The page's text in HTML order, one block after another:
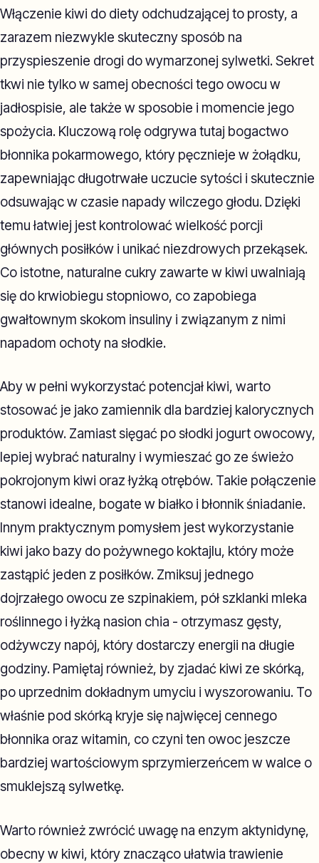
Włączenie kiwi do diety odchudzającej to prosty, a
zarazem niezwykle skuteczny sposób na
przyspieszenie drogi do wymarzonej sylwetki. Sekret
tkwi nie tylko w samej obecności tego owocu w
jadłospisie, ale także w sposobie i momencie jego
spożycia. Kluczową rolę odgrywa tutaj bogactwo
błonnika pokarmowego, który pęcznieje w żołądku,
zapewniając długotrwałe uczucie sytości i skutecznie
odsuwając w czasie napady wilczego głodu. Dzięki
temu łatwiej jest kontrolować wielkość porcji
głównych posiłków i unikać niezdrowych przekąsek.
Co istotne, naturalne cukry zawarte w kiwi uwalniają
się do krwiobiegu stopniowo, co zapobiega
gwałtownym skokom insuliny i związanym z nimi
napadom ochoty na słodkie.
Aby w pełni wykorzystać potencjał kiwi, warto
stosować je jako zamiennik dla bardziej kalorycznych
produktów. Zamiast sięgać po słodki jogurt owocowy,
lepiej wybrać naturalny i wymieszać go ze świeżo
pokrojonym kiwi oraz łyżką otrębów. Takie połączenie
stanowi idealne, bogate w białko i błonnik śniadanie.
Innym praktycznym pomysłem jest wykorzystanie
kiwi jako bazy do pożywnego koktajlu, który może
zastąpić jeden z posiłków. Zmiksuj jednego
dojrzałego owocu ze szpinakiem, pół szklanki mleka
roślinnego i łyżką nasion chia - otrzymasz gęsty,
odżywczy napój, który dostarczy energii na długie
godziny. Pamiętaj również, by zjadać kiwi ze skórką,
po uprzednim dokładnym umyciu i wyszorowaniu. To
właśnie pod skórką kryje się najwięcej cennego
błonnika oraz witamin, co czyni ten owoc jeszcze
bardziej wartościowym sprzymierzeńcem w walce o
smuklejszą sylwetkę.
Warto również zwrócić uwagę na enzym aktynidynę,
obecny w kiwi, który znacząco ułatwia trawienie